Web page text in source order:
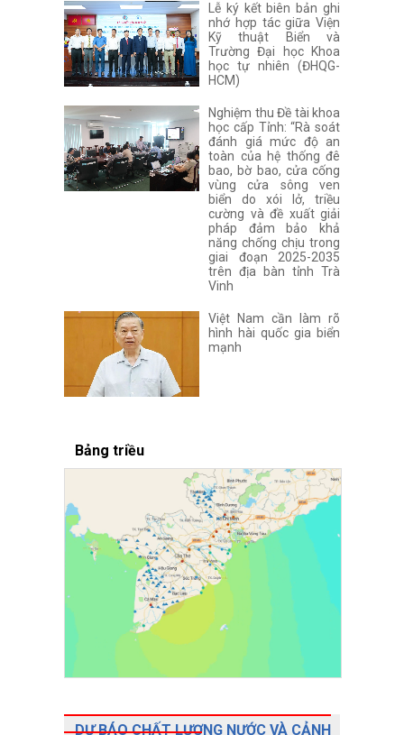
Lễ ký kết biên bản ghi
nhớ hợp tác giữa Viện
Kỹ thuật Biển và
Trường Đại học Khoa
học tự nhiên (ĐHQG-
HCM)
Nghiệm thu Đề tài khoa
học cấp Tỉnh: “Rà soát
đánh giá mức độ an
toàn của hệ thống đê
bao, bờ bao, cửa cống
vùng cửa sông ven
biển do xói lở, triều
cường và đề xuất giải
pháp đảm bảo khả
năng chống chịu trong
giai đoạn 2025-2035
trên địa bàn tỉnh Trà
Vinh
Việt Nam cần làm rõ
hình hài quốc gia biển
mạnh
Bảng triều
DỰ BÁO CHẤT LƯỢNG NƯỚC VÀ CẢNH